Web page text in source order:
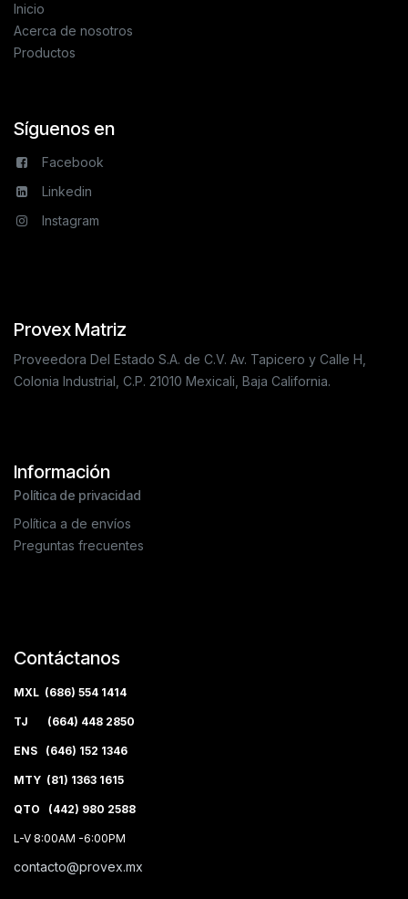
Inicio
Acerca de nosotros
Productos
Síguenos en
Facebook
Linkedin
Instagram
Provex Matriz
Proveedora Del Estado S.A. de C.V. Av. Tapicero y Calle H,
Colonia Industrial, C.P. 21010 Mexicali, Baja California.
Información
Política de privacidad
Política a de envíos
Preguntas frecuentes
Contáctanos
MXL (686) 554 1414
TJ (664) 448 2850
ENS (646) 152 1346
MTY (81) 1363 1615
QTO (442) 980 2588
L-V 8:00AM -6:00PM
contacto@provex.mx